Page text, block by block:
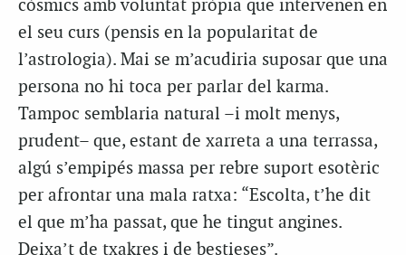
còsmics amb voluntat pròpia que intervenen en
el seu curs (pensis en la popularitat de
l’astrologia). Mai se m’acudiria suposar que una
persona no hi toca per parlar del karma.
Tampoc semblaria natural –i molt menys,
prudent– que, estant de xarreta a una terrassa,
algú s’empipés massa per rebre suport esotèric
per afrontar una mala ratxa: “Escolta, t’he dit
el que m’ha passat, que he tingut angines.
Deixa’t de txakres i de bestieses”.